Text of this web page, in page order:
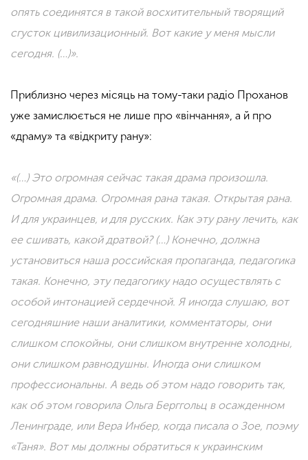
опять соединятся в такой восхитительный творящий
сгусток цивилизационный. Вот какие у меня мысли
сегодня. (…)».
Приблизно через місяць на тому-таки радіо Проханов
уже замислюється не лише про «вінчання», а й про
«драму» та «відкриту рану»:
«(…) Это огромная сейчас такая драма произошла.
Огромная драма. Огромная рана такая. Открытая рана.
И для украинцев, и для русских. Как эту рану лечить, как
ее сшивать, какой дратвой? (…) Конечно, должна
установиться наша российская пропаганда, педагогика
такая. Конечно, эту педагогику надо осуществлять с
особой интонацией сердечной. Я иногда слушаю, вот
сегодняшние наши аналитики, комментаторы, они
слишком спокойны, они слишком внутренне холодны,
они слишком равнодушны. Иногда они слишком
профессиональны. А ведь об этом надо говорить так,
как об этом говорила Ольга Берггольц в осажденном
Ленинграде, или Вера Инбер, когда писала о Зое, поэму
«Таня». Вот мы должны обратиться к украинским